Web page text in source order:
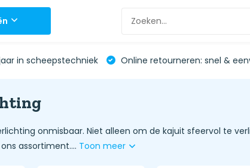
in scheepstechniek Online retourneren: snel &
onmisbaar. Niet alleen om de kajuit sfeervol te
assortiment.... Toon meer